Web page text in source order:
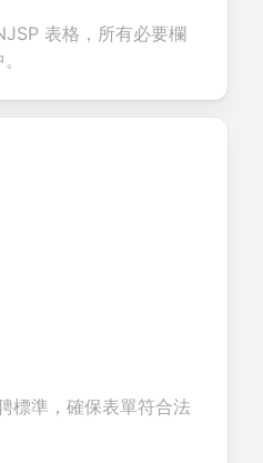
candidate
表格，所有必要欄
標準，確保表單符合法